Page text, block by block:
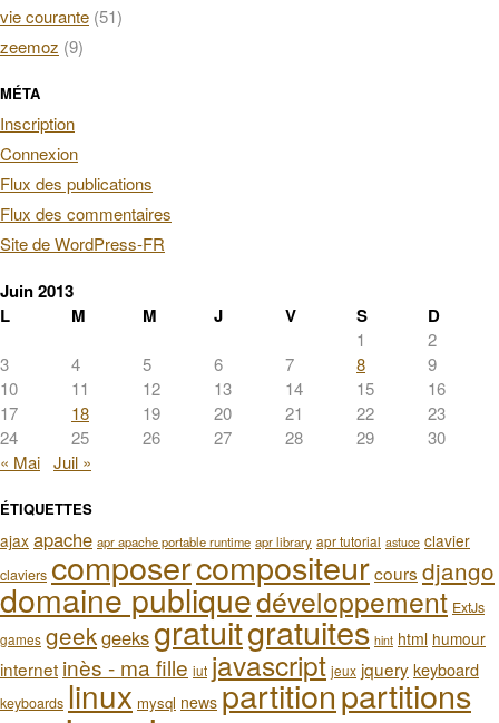
vie courante (51)
zeemoz (9)
MÉTA
Inscription
Connexion
Flux des publications
Flux des commentaires
Site de WordPress-FR
Juin 2013
L
M M J V S D
1
2
3
4 5 6 7 8
9
10
11 12 13 14 15
16
17
18 19 20 21 22
23
24
25 26 27 28 29
30
« Mai Juil »
ÉTIQUETTES
ajax apache apr apache portable runtime apr library apr tutorial astuce clavier
claviers composercompositeurcours django
domaine publiquedéveloppement ExtJs
games geekgeeksgratuitgratuites hint html humour
internet inès - ma fille iut javascript jeux jquerykeyboard
keyboards linux mysql news partitionpartitions